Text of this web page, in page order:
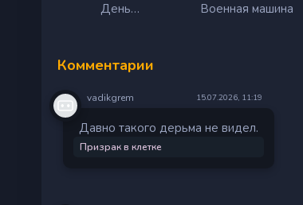
День
Военная машина
Комментарии
vadikgrem 15.07.2026, 11:19
Давно такого дерьма не видел.
Призрак в клетке